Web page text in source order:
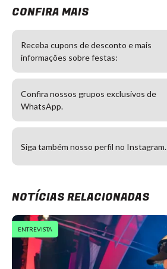
CONFIRA MAIS
Receba cupons de desconto e mais
informações sobre festas:
Confira nossos grupos exclusivos de
WhatsApp.
Siga também nosso perfil no Instagram.
NOTÍCIAS RELACIONADAS
ENTREVISTA